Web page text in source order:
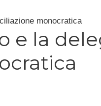
monocratica
e la